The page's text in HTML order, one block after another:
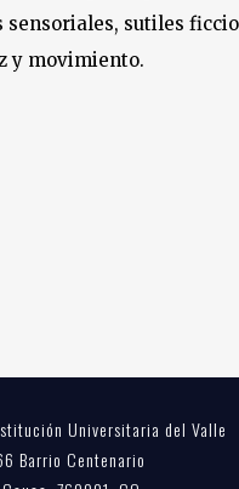
sutiles
y movimiento.
Universitaria del Valle
Barrio Centenario